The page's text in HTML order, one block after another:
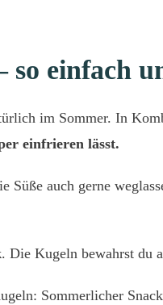
einfach
im Sommer. In
einfrieren lässt.
auch gerne
. Die Kugeln bewahrst du